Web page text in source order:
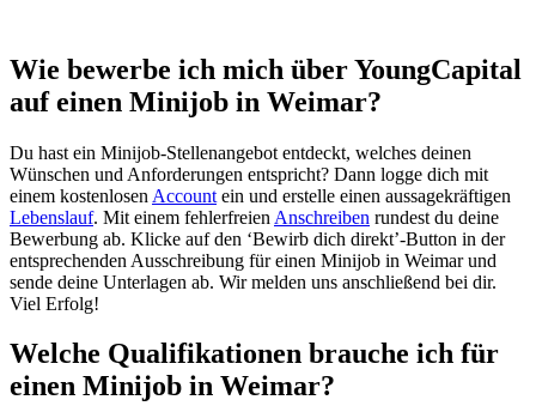
Wie bewerbe ich mich über YoungCapital
auf einen Minijob in Weimar?
Du hast ein Minijob-Stellenangebot entdeckt, welches deinen
Wünschen und Anforderungen entspricht? Dann logge dich mit
einem kostenlosen Account ein und erstelle einen aussagekräftigen
Lebenslauf. Mit einem fehlerfreien Anschreiben rundest du deine
Bewerbung ab. Klicke auf den ‘Bewirb dich direkt’-Button in der
entsprechenden Ausschreibung für einen Minijob in Weimar und
sende deine Unterlagen ab. Wir melden uns anschließend bei dir.
Viel Erfolg!
Welche Qualifikationen brauche ich für
einen Minijob in Weimar?